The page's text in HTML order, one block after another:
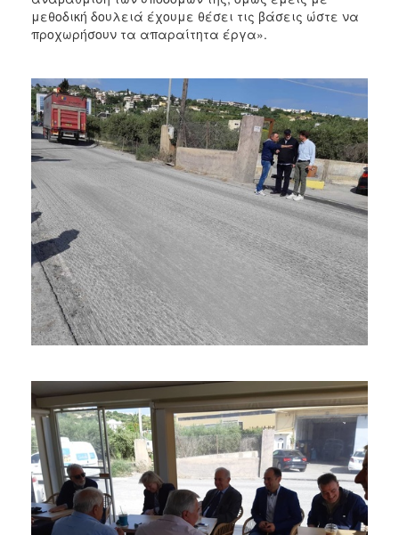
μεθοδική δουλειά έχουμε θέσει τις βάσεις ώστε να
προχωρήσουν τα απαραίτητα έργα».